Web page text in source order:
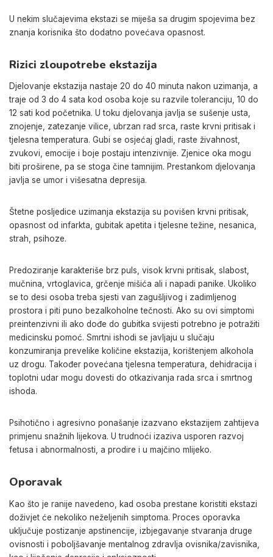
U nekim slučajevima ekstazi se miješa sa drugim spojevima bez
znanja korisnika što dodatno povećava opasnost.
Rizici zloupotrebe ekstazija
Djelovanje ekstazija nastaje 20 do 40 minuta nakon uzimanja, a
traje od 3 do 4 sata kod osoba koje su razvile toleranciju, 10 do
12 sati kod početnika. U toku djelovanja javlja se sušenje usta,
znojenje, zatezanje vilice, ubrzan rad srca, raste krvni pritisak i
tjelesna temperatura. Gubi se osjećaj gladi, raste živahnost,
zvukovi, emocije i boje postaju intenzivnije. Zjenice oka mogu
biti proširene, pa se stoga čine tamnijim. Prestankom djelovanja
javlja se umor i višesatna depresija.
Štetne posljedice uzimanja ekstazija su povišen krvni pritisak,
opasnost od infarkta, gubitak apetita i tjelesne težine, nesanica,
strah, psihoze.
Predoziranje karakteriše brz puls, visok krvni pritisak, slabost,
mučnina, vrtoglavica, grčenje mišića ali i napadi panike. Ukoliko
se to desi osoba treba sjesti van zagušljivog i zadimljenog
prostora i piti puno bezalkoholne tečnosti. Ako su ovi simptomi
preintenzivni ili ako dođe do gubitka svijesti potrebno je potražiti
medicinsku pomoć. Smrtni ishodi se javljaju u slučaju
konzumiranja prevelike količine ekstazija, korištenjem alkohola
uz drogu. Također povećana tjelesna temperatura, dehidracija i
toplotni udar mogu dovesti do otkazivanja rada srca i smrtnog
ishoda.
Psihotično i agresivno ponašanje izazvano ekstazijem zahtijeva
primjenu snažnih lijekova. U trudnoći izaziva usporen razvoj
fetusa i abnormalnosti, a prodire i u majčino mlijeko.
Oporavak
Kao što je ranije navedeno, kad osoba prestane koristiti ekstazi
doživjet će nekoliko neželjenih simptoma. Proces oporavka
uključuje postizanje apstinencije, izbjegavanje stvaranja druge
ovisnosti i poboljšavanje mentalnog zdravlja ovisnika/zavisnika,